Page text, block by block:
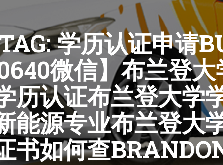
学历认证申请
微信】布兰登
历认证布兰登大学
能源专业布兰登大
书如何查